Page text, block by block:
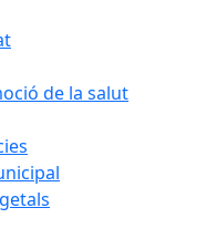
de la salut